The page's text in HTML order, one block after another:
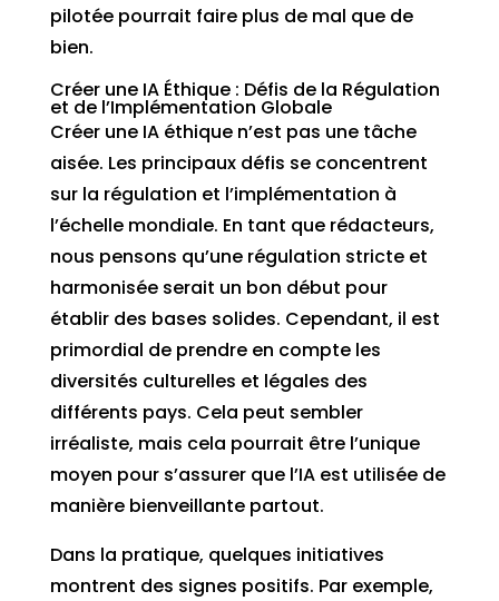
pilotée pourrait faire plus de mal que de
bien.
Créer une IA Éthique : Défis de la Régulation
et de l’Implémentation Globale
Créer une IA éthique n’est pas une tâche
aisée. Les principaux défis se concentrent
sur la régulation et l’implémentation à
l’échelle mondiale. En tant que rédacteurs,
nous pensons qu’une régulation stricte et
harmonisée serait un bon début pour
établir des bases solides. Cependant, il est
primordial de prendre en compte les
diversités culturelles et légales des
différents pays. Cela peut sembler
irréaliste, mais cela pourrait être l’unique
moyen pour s’assurer que l’IA est utilisée de
manière bienveillante partout.
Dans la pratique, quelques initiatives
montrent des signes positifs. Par exemple,